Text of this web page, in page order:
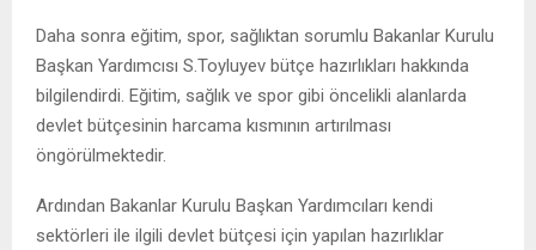
Daha sonra eğitim, spor, sağlıktan sorumlu Bakanlar Kurulu
Başkan Yardımcısı S.Toyluyev bütçe hazırlıkları hakkında
bilgilendirdi. Eğitim, sağlık ve spor gibi öncelikli alanlarda
devlet bütçesinin harcama kısmının artırılması
öngörülmektedir.
Ardından Bakanlar Kurulu Başkan Yardımcıları kendi
sektörleri ile ilgili devlet bütçesi için yapılan hazırlıklar